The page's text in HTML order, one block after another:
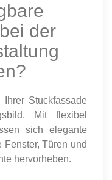
der
Ihrer Stuckfassade
Mit flexibel
sich elegante
Fenster, Türen und
hervorheben.